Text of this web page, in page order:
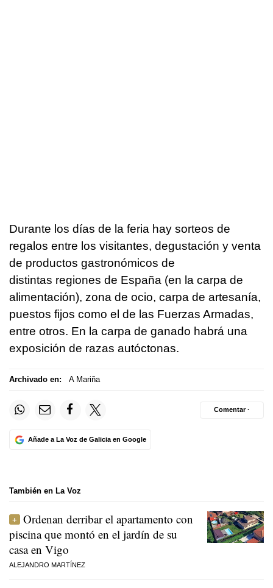
Durante los días de la feria hay sorteos de
regalos entre los visitantes, degustación y venta
de productos gastronómicos de
distintas regiones de España (en la carpa de
alimentación), zona de ocio, carpa de artesanía,
puestos fijos como el de las Fuerzas Armadas,
entre otros. En la carpa de ganado habrá una
exposición de razas autóctonas.
Archivado en: A Mariña
Añade a La Voz de Galicia en Google
Comentar ·
También en La Voz
Ordenan derribar el apartamento con
piscina que montó en el jardín de su
casa en Vigo
ALEJANDRO MARTÍNEZ